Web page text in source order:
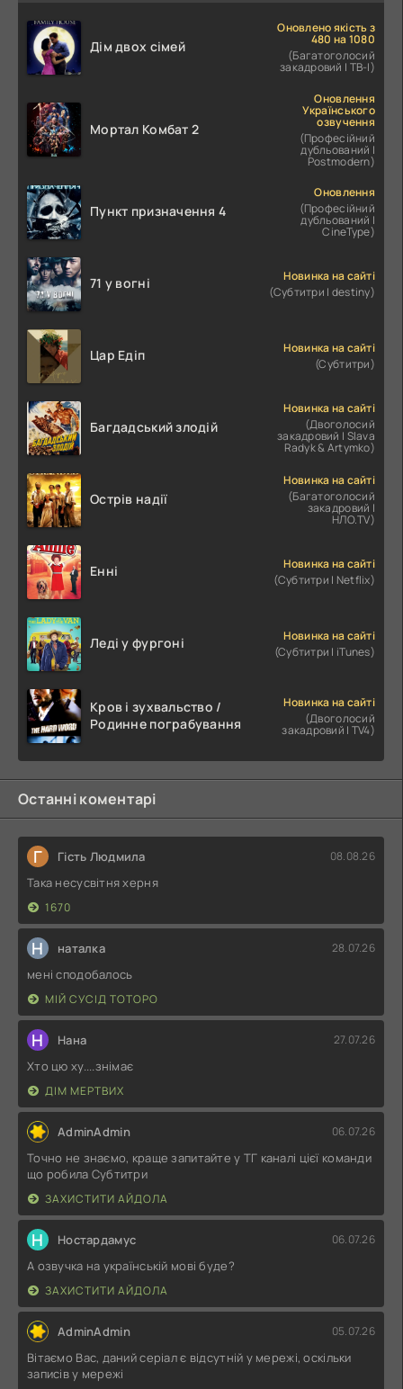
Дім двох сімей
Оновлено якість з
480 на 1080
(Багатоголосий
закадровий | ТВ-І)
Мортал Комбат 2
Оновлення
Українського
озвучення
(Професійний
дубльований |
Postmodern)
Пункт призначення 4
Оновлення
(Професійний
дубльований |
CineType)
71 у вогні
Новинка на сайті
(Субтитри | destiny)
Цар Едіп
Новинка на сайті
(Субтитри)
Багдадський злодій
Новинка на сайті
(Двоголосий
закадровий | Slava
Radyk & Artymko)
Острів надії
Новинка на сайті
(Багатоголосий
закадровий |
НЛО.TV)
Енні
Новинка на сайті
(Субтитри | Netflix)
Леді у фургоні
Новинка на сайті
(Субтитри | iTunes)
Кров і зухвальство /
Родинне пограбування
Новинка на сайті
(Двоголосий
закадровий | TV4)
Останні коментарі
Г Гість Людмила 08.08.26
Така несусвітня херня
1670
Н наталка 28.07.26
мені сподобалось
МІЙ СУСІД ТОТОРО
Н Нана 27.07.26
Хто цю ху....знімає
ДІМ МЕРТВИХ
AdminAdmin 06.07.26
Точно не знаємо, краще запитайте у ТГ каналі цієї команди
що робила Субтитри
ЗАХИСТИТИ АЙДОЛА
Н Ностардамус 06.07.26
А озвучка на українській мові буде?
ЗАХИСТИТИ АЙДОЛА
AdminAdmin 05.07.26
Вітаємо Вас, даний серіал є відсутній у мережі, оскільки
записів у мережі